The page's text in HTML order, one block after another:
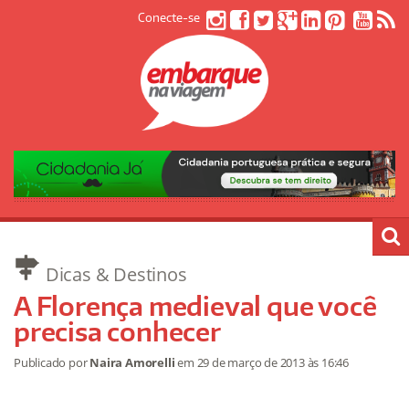
Conecte-se
Dicas & Destinos
A Florença medieval que você
precisa conhecer
Publicado porNaira Amorelliem 29 de março de 2013às 16:46